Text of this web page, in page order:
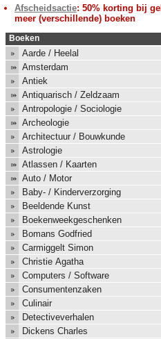
Afscheidsactie: 50% korting bij
meer (verschillende) boeken
Boeken
Aarde / Heelal
Amsterdam
Antiek
Antiquarisch / Zeldzaam
Antropologie / Sociologie
Archeologie
Architectuur / Bouwkunde
Astrologie
Atlassen / Kaarten
Auto / Motor
Baby- / Kinderverzorging
Beeldende Kunst
Boekenweekgeschenken
Bomans Godfried
Carmiggelt Simon
Christie Agatha
Computers / Software
Consumentenzaken
Culinair
Detectiveverhalen
Dickens Charles